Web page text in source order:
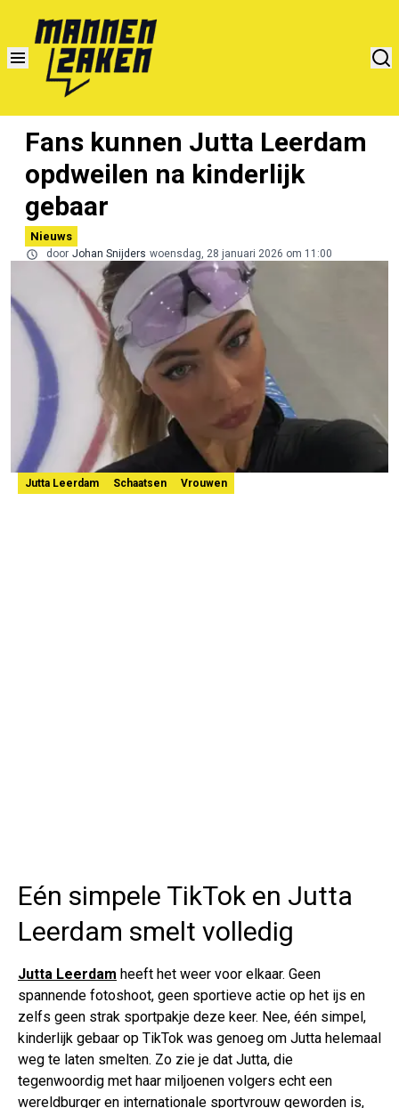
Fans kunnen Jutta Leerdam
opdweilen na kinderlijk
gebaar
Nieuws
door Johan Snijders woensdag, 28 januari 2026 om 11:00
Jutta Leerdam Schaatsen Vrouwen
Eén simpele TikTok en Jutta
Leerdam smelt volledig
Jutta Leerdam heeft het weer voor elkaar. Geen
spannende fotoshoot, geen sportieve actie op het ijs en
zelfs geen strak sportpakje deze keer. Nee, één simpel,
kinderlijk gebaar op TikTok was genoeg om Jutta helemaal
weg te laten smelten. Zo zie je dat Jutta, die
tegenwoordig met haar miljoenen volgers echt een
wereldburger en internationale sportvrouw geworden is,